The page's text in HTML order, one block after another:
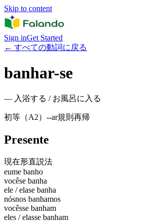
Skip to content
Sign inGet Started
← すべての動詞に戻る
banhar-se
— 入浴する / お風呂に入る
初等（A2） --ar規則 再帰
Presente
現在形直説法
eume banho
vocêse banha
ele / elase banha
nósnos banhamos
vocêsse banham
eles / elasse banham